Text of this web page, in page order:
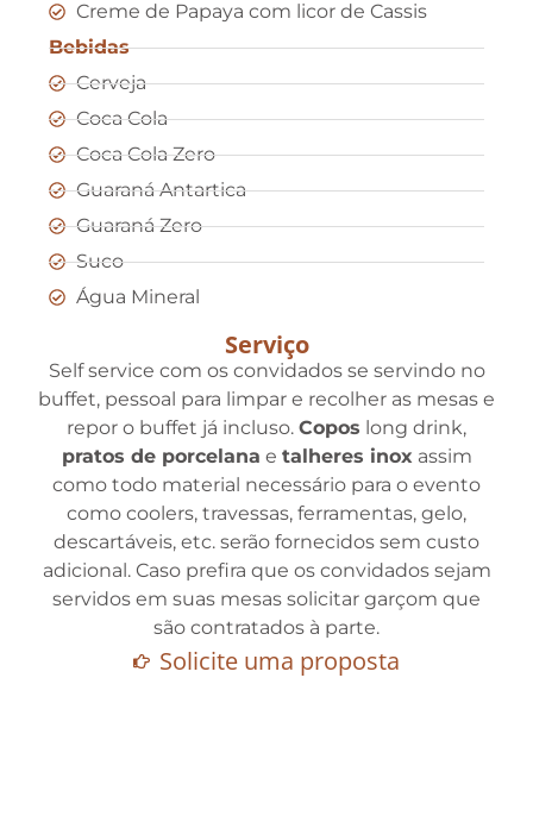
Creme de Papaya com licor de Cassis
Bebidas
Cerveja
Coca Cola
Coca Cola Zero
Guaraná Antartica
Guaraná Zero
Suco
Água Mineral
Serviço
Self service com os convidados se servindo no
buffet, pessoal para limpar e recolher as mesas e
repor o buffet já incluso. Copos long drink,
pratos de porcelana e talheres inox assim
como todo material necessário para o evento
como coolers, travessas, ferramentas, gelo,
descartáveis, etc. serão fornecidos sem custo
adicional. Caso prefira que os convidados sejam
servidos em suas mesas solicitar garçom que
são contratados à parte.
Solicite uma proposta